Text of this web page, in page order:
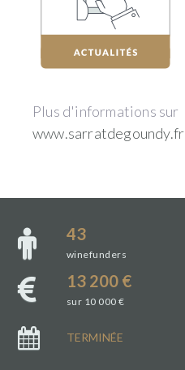
Plus d'informations sur
www.sarratdegoundy.fr
43
winefunders
13 200 €
sur 10 000 €
TERMINÉE